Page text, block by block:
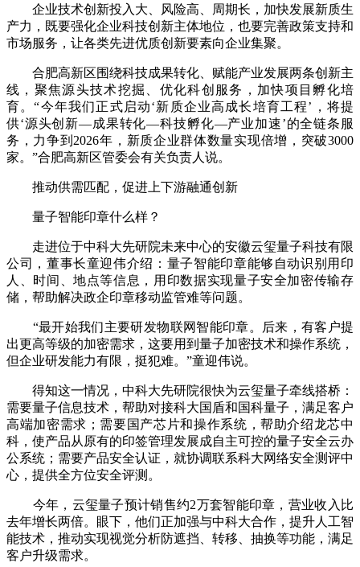
企业技术创新投入大、风险高、周期长，加快发展新质生
产力，既要强化企业科技创新主体地位，也要完善政策支持和
市场服务，让各类先进优质创新要素向企业集聚。
合肥高新区围绕科技成果转化、赋能产业发展两条创新主
线，聚焦源头技术挖掘、优化科创服务，加快项目孵化培
育。“今年我们正式启动‘新质企业高成长培育工程’，将提
供‘源头创新—成果转化—科技孵化—产业加速’的全链条服
务，力争到2026年，新质企业群体数量实现倍增，突破3000
家。”合肥高新区管委会有关负责人说。
推动供需匹配，促进上下游融通创新
量子智能印章什么样？
走进位于中科大先研院未来中心的安徽云玺量子科技有限
公司，董事长童迎伟介绍：量子智能印章能够自动识别用印
人、时间、地点等信息，用印数据实现量子安全加密传输存
储，帮助解决政企印章移动监管难等问题。
“最开始我们主要研发物联网智能印章。后来，有客户提
出更高等级的加密需求，这要用到量子加密技术和操作系统，
但企业研发能力有限，挺犯难。”童迎伟说。
得知这一情况，中科大先研院很快为云玺量子牵线搭桥：
需要量子信息技术，帮助对接科大国盾和国科量子，满足客户
高端加密需求；需要国产芯片和操作系统，帮助介绍龙芯中
科，使产品从原有的印签管理发展成自主可控的量子安全云办
公系统；需要产品安全认证，就协调联系科大网络安全测评中
心，提供全方位安全评测。
今年，云玺量子预计销售约2万套智能印章，营业收入比
去年增长两倍。眼下，他们正加强与中科大合作，提升人工智
能技术，推动实现视觉分析防遮挡、转移、抽换等功能，满足
客户升级需求。